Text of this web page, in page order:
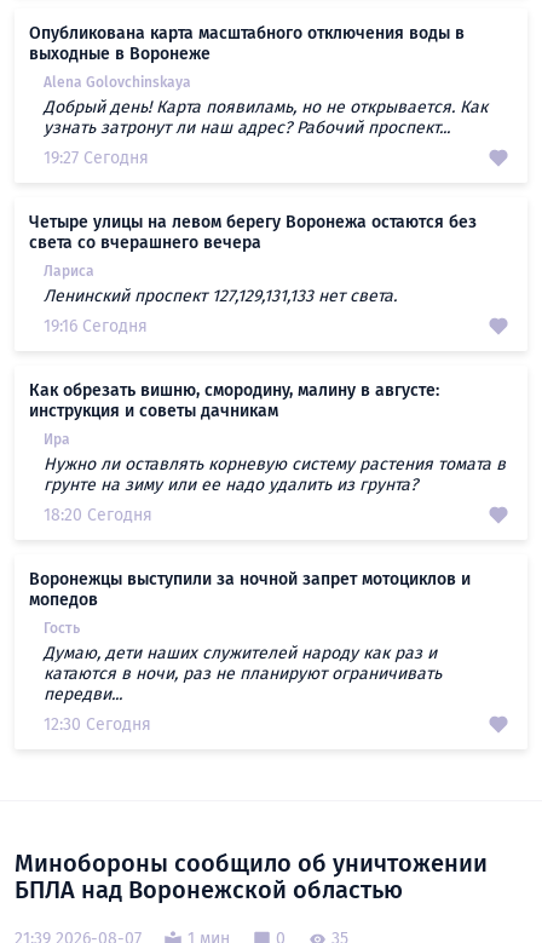
Опубликована карта масштабного отключения воды в
выходные в Воронеже
Alena Golovchinskaya
Добрый день! Карта появиламь, но не открывается. Как
узнать затронут ли наш адрес? Рабочий проспект...
19:27 Сегодня
Четыре улицы на левом берегу Воронежа остаются без
света со вчерашнего вечера
Лариса
Ленинский проспект 127,129,131,133 нет света.
19:16 Сегодня
Как обрезать вишню, смородину, малину в августе:
инструкция и советы дачникам
Ира
Нужно ли оставлять корневую систему растения томата в
грунте на зиму или ее надо удалить из грунта?
18:20 Сегодня
Воронежцы выступили за ночной запрет мотоциклов и
мопедов
Гость
Думаю, дети наших служителей народу как раз и
катаются в ночи, раз не планируют ограничивать
передви...
12:30 Сегодня
Минобороны сообщило об уничтожении
БПЛА над Воронежской областью
21:39 2026-08-07 1 мин 0 35